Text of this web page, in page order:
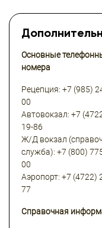
Основные
номера
Рецепция: +7 (985)
00
Автовокзал: +7
19-86
Ж/Д вокзал
служба): +7 (800)
00
Аэропорт: +7 (4722)
77
Справочная